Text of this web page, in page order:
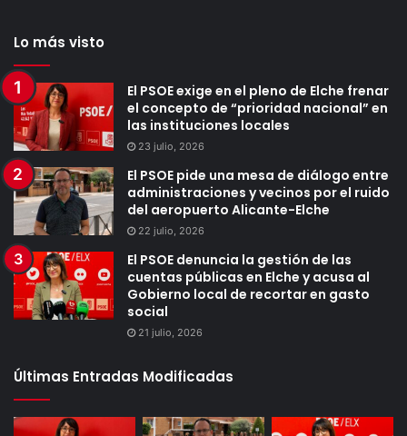
Lo más visto
El PSOE exige en el pleno de Elche frenar
el concepto de “prioridad nacional” en
las instituciones locales
23 julio, 2026
El PSOE pide una mesa de diálogo entre
administraciones y vecinos por el ruido
del aeropuerto Alicante-Elche
22 julio, 2026
El PSOE denuncia la gestión de las
cuentas públicas en Elche y acusa al
Gobierno local de recortar en gasto
social
21 julio, 2026
Últimas Entradas Modificadas